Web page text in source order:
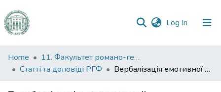
Log In (current)
Communities
&
Home
11. Факультет романо-германської філології
Статті та доповіді РГФ
Вербалізація емотивної невербалістики в англомовних словниках і текстах